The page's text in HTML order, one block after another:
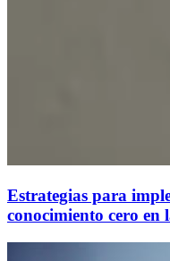
Estrategias para
conocimiento cero en